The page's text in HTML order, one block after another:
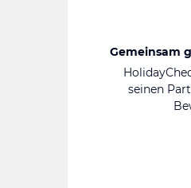
Gemeinsam
seinen